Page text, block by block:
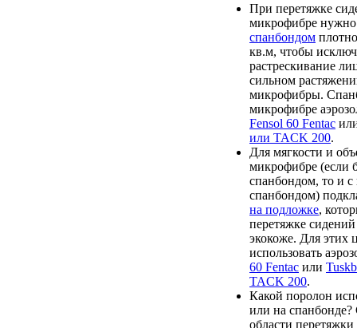
При перетяжке
микрофибре нужно
спанбондом
кв.м, чтобы
растрескивание
сильном
микрофибры.
микрофибре
Fensol 60 Fentac
или TACK 200.
Для мягкости и
микрофибре (если
спанбондом, то и
спанбондом)
на подложке,
перетяжке
экокоже. Для этих
использовать
60 Fentac или
TACK 200.
Какой поролон
или на
области